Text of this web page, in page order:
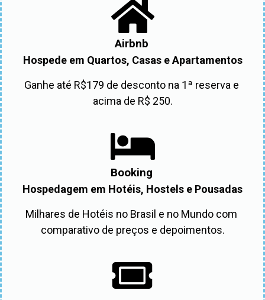
Airbnb
Hospede em Quartos, Casas e Apartamentos
Ganhe até R$179 de desconto na 1ª reserva e
acima de R$ 250.
Booking
Hospedagem em Hotéis, Hostels e Pousadas
Milhares de Hotéis no Brasil e no Mundo com
comparativo de preços e depoimentos.